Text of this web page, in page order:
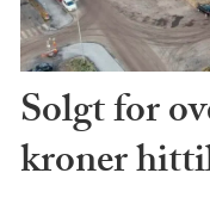
Solgt for
kroner